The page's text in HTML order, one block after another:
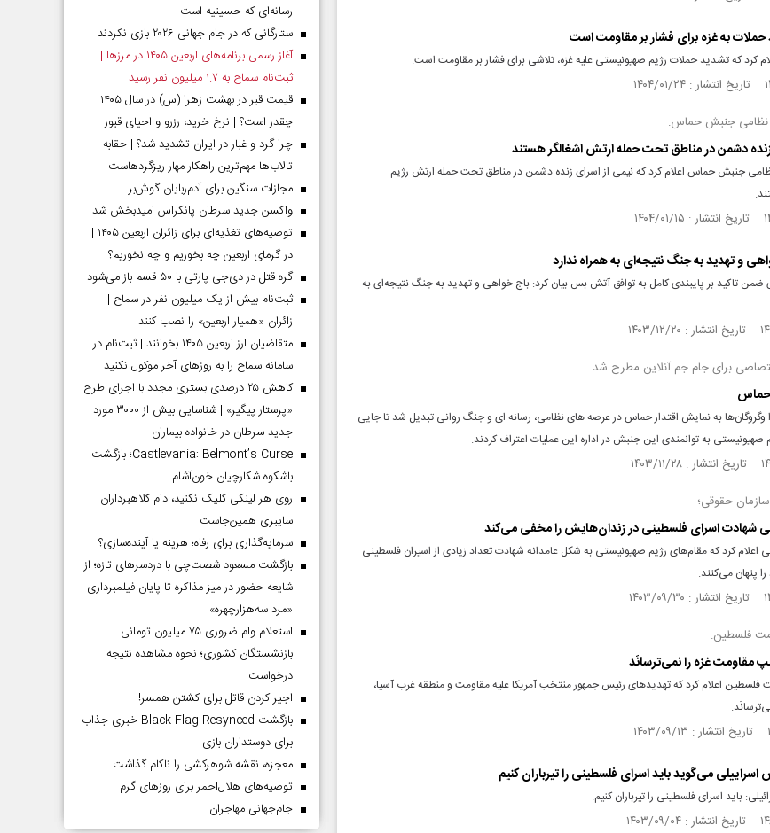
به غزه برای فشار بر مقاومت است
کرد که تشدید حملات رژیم صهیونیستی علیه غزه، تلاشی برای فشار بر مقاومت است.
جنبش حماس:
دشمن در مناطق تحت حمله ارتش اشغالگر هستند
جنبش حماس اعلام کرد که نیمی از اسرای زنده دشمن در مناطق تحت حمله ارتش رژیم
و تهدید به جنگ نتیجه‌ای به همراه ندارد
ضمن تاکید بر پایبندی کامل به توافق آتش بس بیان کرد: باج خواهی و تهدید به جنگ نتیجه‌ای به
برای جام جم آنلاین مطرح شد
حماس
وگروگان‌ها به نمایش اقتدار حماس در عرصه های نظامی، رسانه ای و جنگ روانی تبدیل شد تا جایی
صهیونیستی به توانمندی این جنبش در اداره این عملیات اعتراف کردند.
حقوقی؛
شهادت اسرای فلسطینی در زندان‌هایش را مخفی می‌کند
کرد که مقام‌های رژیم صهیونیستی به شکل عامدانه شهادت تعداد زیادی از اسیران فلسطینی
پنهان می‌کنند.
فلسطین:
مقاومت غزه را نمی‌ترسانَد
فلسطین اعلام کرد که تهدیدهای رئیس جمهور منتخب آمریکا علیه مقاومت و منطقه غرب آسیا،
اسراییلی می‌گوید باید اسرای فلسطینی را تیرباران کنیم
باید اسرای فلسطینی را تیرباران کنیم.
رسانه‌ای که حسینیه است
ستارگانی که در جام جهانی ۲۰۲۶ بازی نکردند
آغاز رسمی برنامه‌های اربعین ۱۴۰۵ در مرز‌ها |
ثبت‌نام سماح به ۱.۷ میلیون نفر رسید
قیمت قبر در بهشت زهرا (س) در سال ۱۴۰۵
چقدر است؟ | نرخ خرید، رزرو و احیای قبور
چرا گرد و غبار در ایران تشدید شد؟ | حقابه
تالاب‌ها مهم‌ترین راهکار مهار ریزگردهاست
مجازات سنگین برای آدم‌ربایان گوش‌بر
واکسن جدید سرطان پانکراس امیدبخش شد
توصیه‌های تغذیه‌ای برای زائران اربعین ۱۴۰۵ |
در گرمای اربعین چه بخوریم و چه نخوریم؟
گره قتل در دی‌جی پارتی با ۵۰ قسم باز می‌شود
ثبت‌نام بیش از یک میلیون نفر در سماح |
زائران «همیار اربعین» را نصب کنند
متقاضیان ارز اربعین ۱۴۰۵ بخوانند | ثبت‌نام در
سامانه سماح را به روز‌های آخر موکول نکنید
کاهش ۲۵ درصدی بستری مجدد با اجرای طرح
«پرستار پیگیر» | شناسایی بیش از ۳۰۰۰ مورد
جدید سرطان در خانواده بیماران
Castlevania: Belmont’s Curse؛ بازگشت
باشکوه شکارچیان خون‌آشام
روی هر لینکی کلیک نکنید، دام کلاهبرداران
سایبری همین‌جاست
سرمایه‌گذاری برای رفاه؛ هزینه یا آینده‌سازی؟
بازگشت مسعود شصت‌چی با دردسر‌های تازه؛ از
شایعه حضور در میز مذاکره تا پایان فیلمبرداری
«مرد سه‌هزارچهره»
استعلام وام ضروری ۷۵ میلیون تومانی
بازنشستگان کشوری؛ نحوه مشاهده نتیجه
درخواست
اجیر کردن قاتل برای کشتن همسر!
بازگشت Black Flag Resynced خبری جذاب
برای دوستداران بازی
معجزه، نقشه شوهرکشی را ناکام گذاشت
توصیه‌های هلال‌احمر برای روز‌های گرم
جام‌جهانی مهاجران